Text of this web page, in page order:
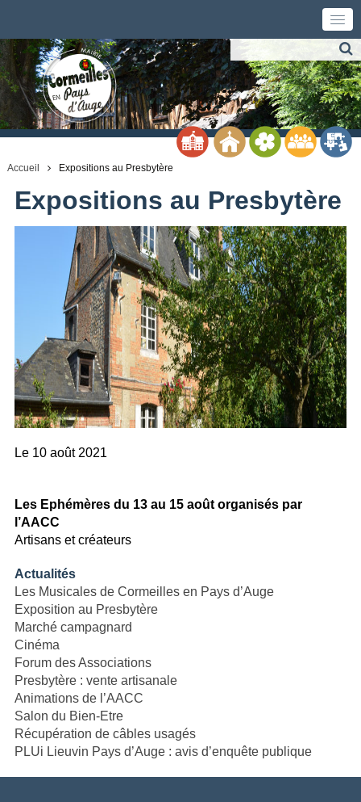
Accueil Expositions au Presbytère
Expositions au Presbytère
Le 10 août 2021
Les Ephémères du 13 au 15 août organisés par
l’AACC
Artisans et créateurs
Actualités
Les Musicales de Cormeilles en Pays d’Auge
Exposition au Presbytère
Marché campagnard
Cinéma
Forum des Associations
Presbytère : vente artisanale
Animations de l’AACC
Salon du Bien-Etre
Récupération de câbles usagés
PLUi Lieuvin Pays d’Auge : avis d’enquête publique